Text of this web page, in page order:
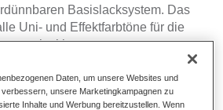
Basislacksystem. Das
Uni- und Effektfarbtöne für die
zu verarbeiten.
Daten, um unsere Websites und
unsere Marketingkampagnen zu
Inhalte und Werbung bereitzustellen. Wenn